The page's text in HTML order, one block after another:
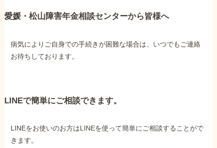
愛媛・松山障害年金相談センターから皆様へ
病気によりご自身での手続きが困難な場合は、いつでもご連絡
お待ちしております。
LINEで簡単にご相談できます。
LINEをお使いのお方はLINEを使って簡単にご相談することがで
きます。